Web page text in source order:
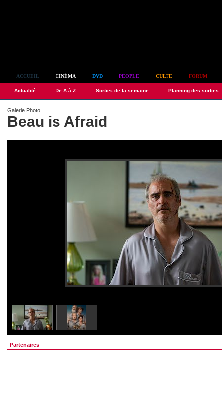
ACCUEIL CINÉMA DVD PEOPLE CULTE FORUM
Actualité De A à Z Sorties de la semaine Planning des sorties
Galerie Photo
Beau is Afraid
Partenaires